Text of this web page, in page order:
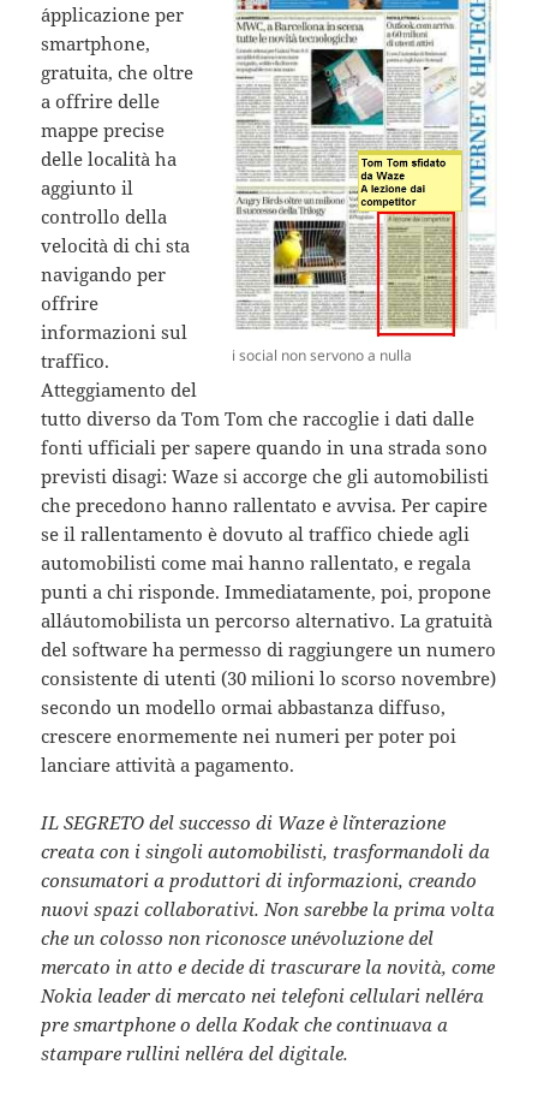
i social non servono a nulla
´applicazione per
smartphone,
gratuita, che oltre
a offrire delle
mappe precise
delle località ha
aggiunto il
controllo della
velocità di chi sta
navigando per
offrire
informazioni sul
traffico.
Atteggiamento del
tutto diverso da Tom Tom che raccoglie i dati dalle
fonti ufficiali per sapere quando in una strada sono
previsti disagi: Waze si accorge che gli automobilisti
che precedono hanno rallentato e avvisa. Per capire
se il rallentamento è dovuto al traffico chiede agli
automobilisti come mai hanno rallentato, e regala
punti a chi risponde. Immediatamente, poi, propone
all´automobilista un percorso alternativo. La gratuità
del software ha permesso di raggiungere un numero
consistente di utenti (30 milioni lo scorso novembre)
secondo un modello ormai abbastanza diffuso,
crescere enormemente nei numeri per poter poi
lanciare attività a pagamento.
IL SEGRETO del successo di Waze è l´interazione
creata con i singoli automobilisti, trasformandoli da
consumatori a produttori di informazioni, creando
nuovi spazi collaborativi. Non sarebbe la prima volta
che un colosso non riconosce un´evoluzione del
mercato in atto e decide di trascurare la novità, come
Nokia leader di mercato nei telefoni cellulari nell´era
pre smartphone o della Kodak che continuava a
stampare rullini nell´era del digitale.